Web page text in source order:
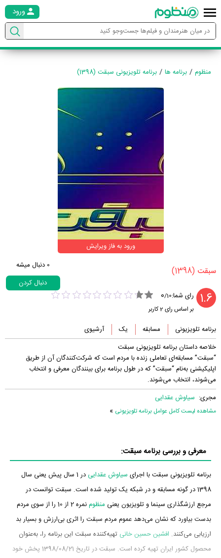
ورود
منظوم برنامه ها برنامه تلویزیونی سبقت (1398)
ورود به فاز ویرایش
‏سبقت‏ (1398)
0 دنبال میشه
دنبال کردن
1.6 رای شما: 0/10
بر اساس رای 2کاربر
برنامه تلویزیونی مسابقه یک
آرشیوی
خلاصه داستان برنامه تلویزیونی سبقت
“سبقت” مسابقه‌ای تعاملی زنده با مردم است که شرکت‌کنندگان آن از طریق
اپلیکیشنی به‌نام “سبقت” که در طول برنامه برای بینندگان معرفی و انتخاب
می‌شوند، انتخاب می‌شوند.
مجری: سیاوش عقدایی
مشاهده لیست کامل عوامل برنامه تلویزیونی »
معرفی و بررسی برنامه سبقت:
برنامه تلویزیونی سبقت با اجرای سیاوش عقدایی
در 1 سال پیش یعنی سال
1398 در گونه مسابقه و در شبکه یک تولید شده است. سبقت توانست در
مرجع ارزشگذاری سینما و تلویزیون یعنی منظوم
نمره 2 از 10 را از سوی مردم
بدست بیاورد که نشان می‌دهد عموم مردم سبقت را اثری بی‌ارزش و بسیار بد
ارزیابی می‌کنند. افشین حسین خانی تهیه‌کننده سبقت این برنامه را، به‌عنوان
محصول کشور ایران تهیه کرده است. سبقت در تاریخ 1398/08/21 پخش خود